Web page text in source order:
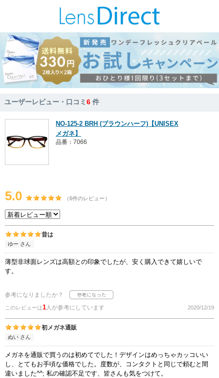
ユーザーレビュー・口コミ6 件
NO-125-2 BRH (ブラウンハーフ)【UNISEX
メガネ】
品番：7066
5.0 （6件のレビュー）
昔は
ゆー さん
薄型非球面レンズは高額との印象でしたが、安く購入できて嬉しいで
す。
参考になりましたか？
このレビューは1人が参考にしています 2020/12/19
初メガネ通販
ぬい さん
メガネを通販で買うのは初めてでした！デザインはめっちゃカッコいい
し、とてもお手頃な価格でした。度数が、コンタクトと同じで頼むと間
違いました^^; 私の確認不足です、皆さんも気をつけて。